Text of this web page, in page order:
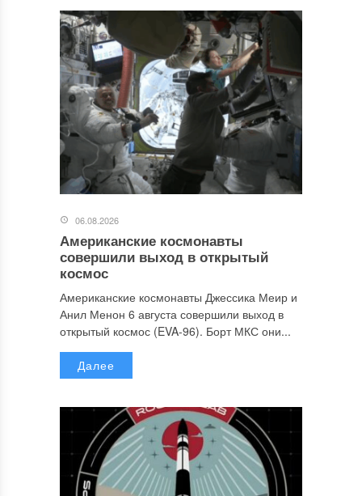
06.08.2026
Американские космонавты
совершили выход в открытый
космос
Американские космонавты Джессика Меир и
Анил Менон 6 августа совершили выход в
открытый космос (EVA-96). Борт МКС они...
Далее